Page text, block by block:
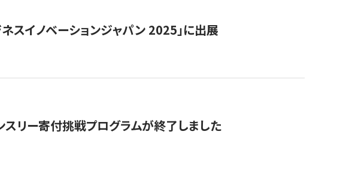
スイノベーションジャパン 2025」に出展
リー寄付挑戦プログラムが終了しました